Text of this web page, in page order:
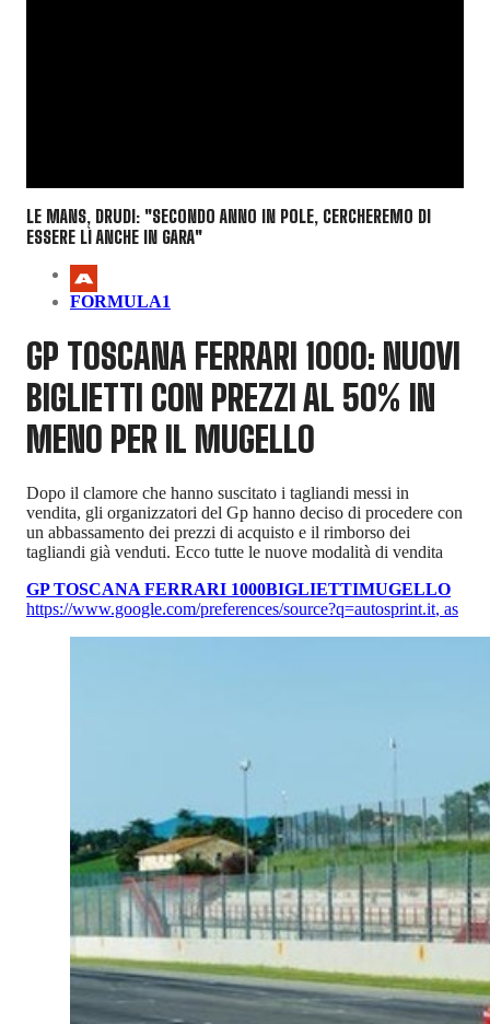
LE MANS, DRUDI: "SECONDO ANNO IN POLE, CERCHEREMO DI
ESSERE LÌ ANCHE IN GARA"
FORMULA1
GP TOSCANA FERRARI 1000: NUOVI
BIGLIETTI CON PREZZI AL 50% IN
MENO PER IL MUGELLO
Dopo il clamore che hanno suscitato i tagliandi messi in
vendita, gli organizzatori del Gp hanno deciso di procedere con
un abbassamento dei prezzi di acquisto e il rimborso dei
tagliandi già venduti. Ecco tutte le nuove modalità di vendita
GP TOSCANA FERRARI 1000BIGLIETTIMUGELLO
https://www.google.com/preferences/source?q=autosprint.it, as